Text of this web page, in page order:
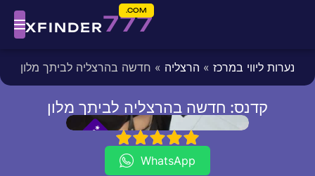
777
XFINDER
COM.
נערות ליווי במרכז » הרצליה » חדשה בהרצליה לביתך מלון
קדנס: חדשה בהרצליה לביתך מלון
*
P
*
[/fixed]
5
WhatsApp